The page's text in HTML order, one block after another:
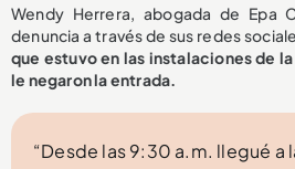
Wendy Herrera, abogada de Epa
denuncia a través de sus redes
que estuvo en las instalaciones de
le negaron la entrada.
“Desde las 9:30 a.m. llegué a